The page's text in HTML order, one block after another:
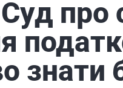
про
знати